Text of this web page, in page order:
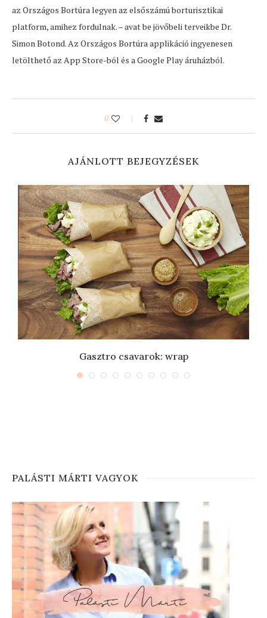
az Országos Bortúra legyen az elsőszámú borturisztikai
platform, amihez fordulnak. – avat be jövőbeli terveikbe Dr.
Simon Botond. Az Országos Bortúra applikáció ingyenesen
letölthető az App Store-ból és a Google Play áruházból.
0
AJÁNLOTT BEJEGYZÉSEK
Gasztro csavarok: wrap
PALÁSTI MÁRTI VAGYOK